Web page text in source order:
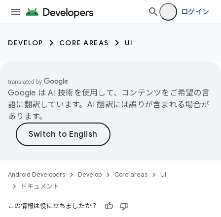
ログイン
DEVELOP CORE AREAS UI
Google は AI 技術を使用して、コンテンツをご希望の言
語に翻訳しています。AI 翻訳には誤りが含まれる場合が
あります。
Android Developers Develop Core areas
UI
ドキュメント
この情報は役に立ちましたか？